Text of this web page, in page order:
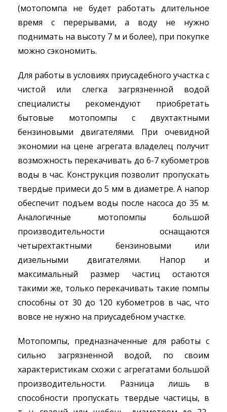
(мотопомпа не будет работать длительное
время с перерывами, а воду не нужно
поднимать на высоту 7 м и более), при покупке
можно сэкономить.
Для работы в условиях приусадебного участка с
чистой или слегка загрязненной водой
специалисты рекомендуют приобретать
бытовые мотопомпы с двухтактными
бензиновыми двигателями. При очевидной
экономии на цене агрегата владелец получит
возможность перекачивать до 6-7 кубометров
воды в час. Конструкция позволит пропускать
твердые примеси до 5 мм в диаметре. А напор
обеспечит подъем воды после насоса до 35 м.
Аналогичные мотопомпы большой
производительности оснащаются
четырехтактными бензиновыми или
дизельными двигателями. Напор и
максимальный размер частиц остаются
такими же, только перекачивать такие помпы
способны от 30 до 120 кубометров в час, что
вовсе не нужно на приусадебном участке.
Мотопомпы, предназначенные для работы с
сильно загрязненной водой, по своим
характеристикам схожи с агрегатами большой
производительности. Разница лишь в
способности пропускать твердые частицы, в